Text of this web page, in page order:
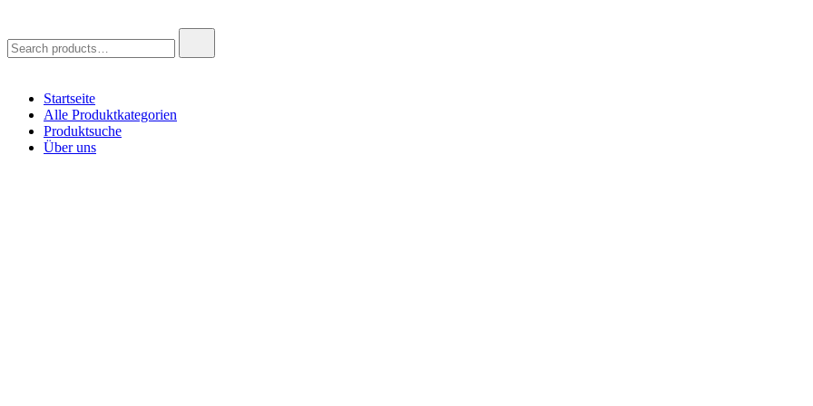
for:
Startseite
Alle Produktkategorien
Produktsuche
Über uns